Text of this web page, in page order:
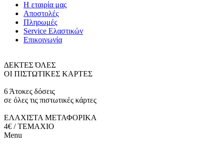
Η εταιρία μας
Αποστολές
Πληρωμές
Service Ελαστικών
Επικοινωνία
ΔΕΚΤΕΣ ΌΛΕΣ
ΟΙ ΠΙΣΤΩΤΙΚΕΣ ΚΑΡΤΕΣ
6 Άτοκες δόσεις
σε όλες τις πιστωτικές κάρτες
ΕΛΑΧΙΣΤΑ ΜΕΤΑΦΟΡΙΚΑ
4€ / ΤΕΜΑΧΙΟ
Menu